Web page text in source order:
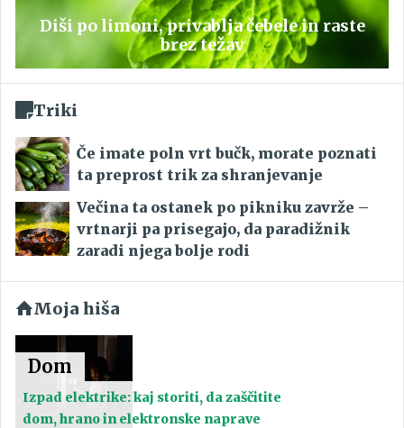
Diši po limoni, privablja čebele in raste
brez težav
Triki
Če imate poln vrt bučk, morate poznati
ta preprost trik za shranjevanje
Večina ta ostanek po pikniku zavrže –
vrtnarji pa prisegajo, da paradižnik
zaradi njega bolje rodi
Moja hiša
Dom
Izpad elektrike: kaj storiti, da zaščitite
dom, hrano in elektronske naprave